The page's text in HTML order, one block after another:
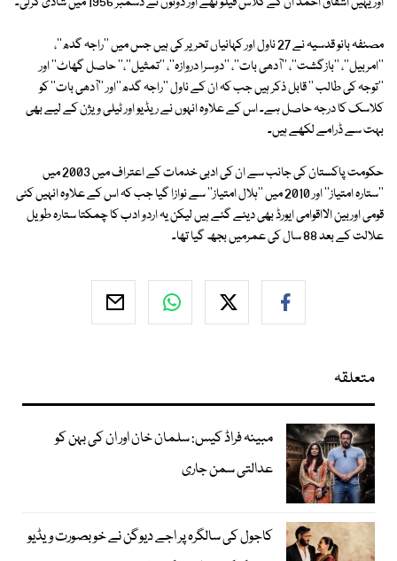
مصنفہ بانو قدسیہ نے 27 ناول اور کہانیاں تحریر کی ہیں جس میں ''راجہ گدھ''،
''امربیل''، ''بازگشت''، ''آدھی بات''، ''دوسرا دروازہ''، ''تمثیل''،'' حاصل گھاٹ'' اور
''توجہ کی طالب '' قابل ذکر ہیں جب کہ ان کے ناول ''راجہ گدھ''اور ''آدھی بات'' کو
کلاسک کا درجہ حاصل ہے۔ اس کے علاوہ انہوں نے ریڈیو اور ٹیلی ویژن کے لیے بھی
بہت سے ڈرامے لکھے ہیں۔
حکومت پاکستان کی جانب سے ان کی ادبی خدمات کے اعتراف میں 2003 میں
''ستارہ امتیاز'' اور 2010 میں ''ہلال امتیاز'' سے نوازا گیا جب کہ اس کے علاوہ انہیں کئی
قومی اوربین الااقوامی ایورڈ بھی دیئے گئے ہیں لیکن یہ اردو ادب کا چمکتا ستارہ طویل
علالت کے بعد 88 سال کی عمرمیں بجھ گیا تھا۔
متعلقہ
مبینہ فراڈ کیس: سلمان خان اور ان کی بہن کو
عدالتی سمن جاری
کاجول کی سالگرہ پر اجے دیوگن نے خوبصورت ویڈیو